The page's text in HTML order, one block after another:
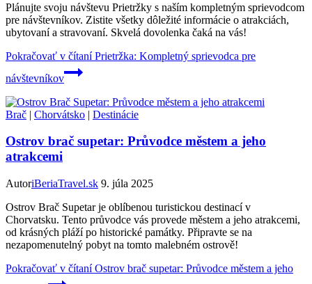
Plánujte svoju návštevu Prietržky s naším kompletným sprievodcom
pre návštevníkov. Zistite všetky dôležité informácie o atrakciách,
ubytovaní a stravovaní. Skvelá dovolenka čaká na vás!
Pokračovať v čítaníPrietržka: Kompletný sprievodca pre
návštevníkov
Brač | Chorvátsko | Destinácie
Ostrov brač supetar: Průvodce městem a jeho
atrakcemi
AutoriBeriaTravel.sk 9. júla 2025
Ostrov Brač Supetar je oblíbenou turistickou destinací v
Chorvatsku. Tento průvodce vás provede městem a jeho atrakcemi,
od krásných pláží po historické památky. Připravte se na
nezapomenutelný pobyt na tomto malebném ostrově!
Pokračovať v čítaníOstrov brač supetar: Průvodce městem a jeho